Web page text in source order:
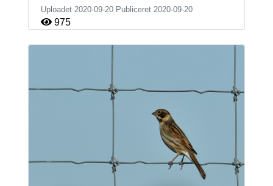
Uploadet 2020-09-20 Publiceret 2020-09-20
975